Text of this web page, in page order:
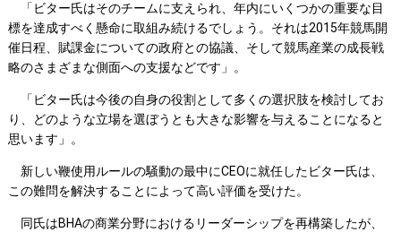
「ビター氏はそのチームに支えられ、年内にいくつかの重要な目
標を達成すべく懸命に取組み続けるでしょう。それは2015年競馬開
催日程、賦課金についての政府との協議、そして競馬産業の成長戦
略のさまざまな側面への支援などです」。
「ビター氏は今後の自身の役割として多くの選択肢を検討してお
り、どのような立場を選ぼうとも大きな影響を与えることになると
思います」。
新しい鞭使用ルールの騒動の最中にCEOに就任したビター氏は、
この難問を解決することによって高い評価を受けた。
同氏はBHAの商業分野におけるリーダーシップを再構築したが、